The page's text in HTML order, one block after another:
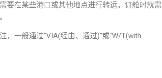
要在某些港口或其他地点进行转运。订舱时就需
一般通过“VIA(经由、通过)”或“W/T(with